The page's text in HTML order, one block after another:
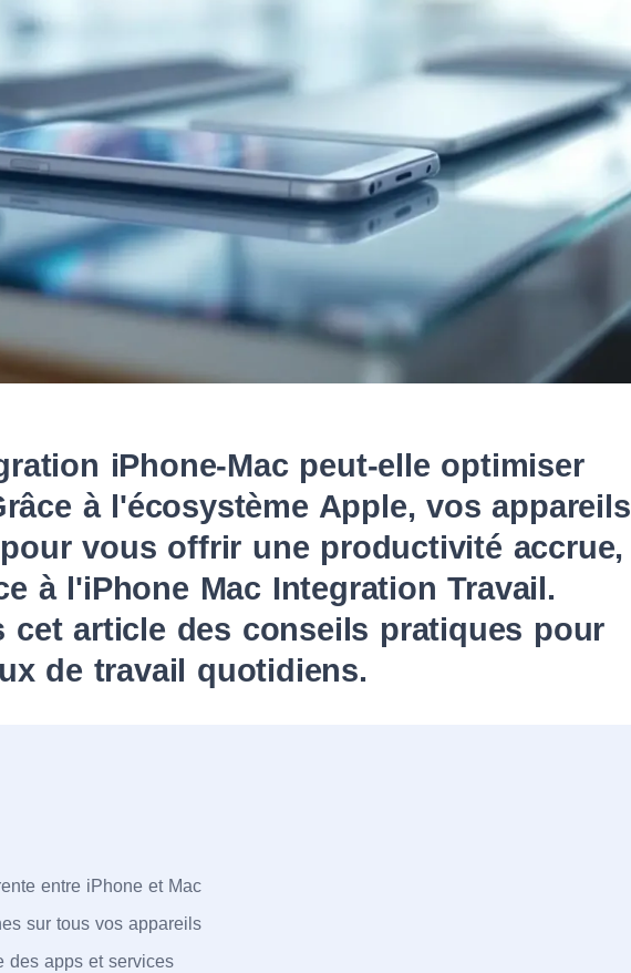
iPhone-Mac peut-elle optimiser
à l'écosystème Apple, vos appareils
vous offrir une productivité accrue,
à l'iPhone Mac Integration Travail.
cet article des conseils pratiques pour
de travail quotidiens.
entre iPhone et Mac
sur tous vos appareils
des apps et services